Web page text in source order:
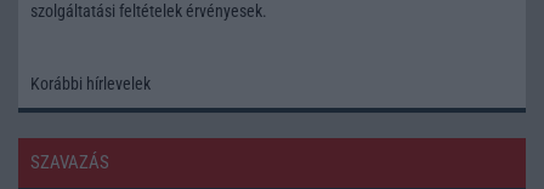
szolgáltatási feltételek érvényesek.
Korábbi hírlevelek
SZAVAZÁS